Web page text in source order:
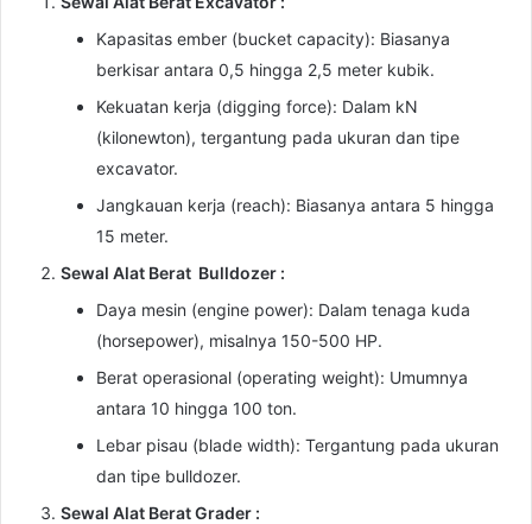
Kapasitas ember (bucket capacity): Biasanya
berkisar antara 0,5 hingga 2,5 meter kubik.
Kekuatan kerja (digging force): Dalam kN
(kilonewton), tergantung pada ukuran dan tipe
excavator.
Jangkauan kerja (reach): Biasanya antara 5 hingga
15 meter.
Sewal Alat Berat Bulldozer :
Daya mesin (engine power): Dalam tenaga kuda
(horsepower), misalnya 150-500 HP.
Berat operasional (operating weight): Umumnya
antara 10 hingga 100 ton.
Lebar pisau (blade width): Tergantung pada ukuran
dan tipe bulldozer.
Sewal Alat Berat Grader :